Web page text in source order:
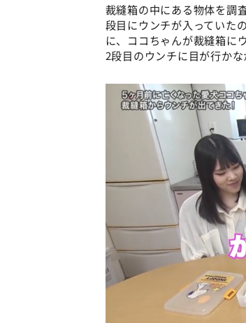
裁縫箱の中にある物体を調
段目にウンチが入っていた
に、ココちゃんが裁縫箱に
2段目のウンチに目が行かな